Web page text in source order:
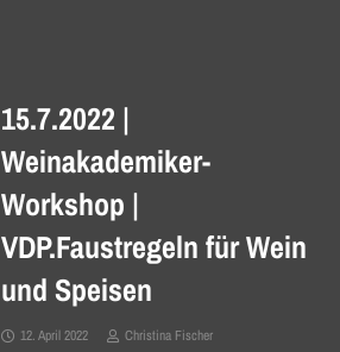
15.7.2022 |
Weinakademiker-
Workshop |
VDP.Faustregeln für Wein
und Speisen
12. April 2022
Christina Fischer